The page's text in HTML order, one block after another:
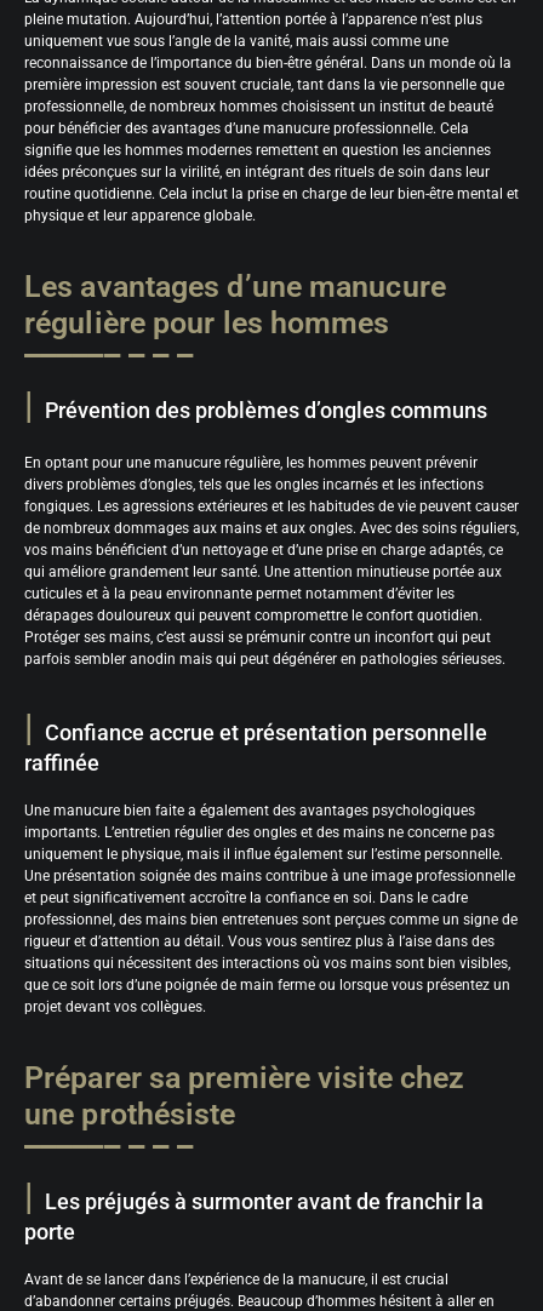
pleine mutation. Aujourd’hui, l’attention portée à l’apparence n’est plus
uniquement vue sous l’angle de la vanité, mais aussi comme une
reconnaissance de l’importance du bien-être général. Dans un monde où la
première impression est souvent cruciale, tant dans la vie personnelle que
professionnelle, de nombreux hommes choisissent un institut de beauté
pour bénéficier des avantages d’une manucure professionnelle. Cela
signifie que les hommes modernes remettent en question les anciennes
idées préconçues sur la virilité, en intégrant des rituels de soin dans leur
routine quotidienne. Cela inclut la prise en charge de leur bien-être mental et
physique et leur apparence globale.
Les avantages d’une manucure
régulière pour les hommes
Prévention des problèmes d’ongles communs
En optant pour une manucure régulière, les hommes peuvent prévenir
divers problèmes d’ongles, tels que les ongles incarnés et les infections
fongiques. Les agressions extérieures et les habitudes de vie peuvent causer
de nombreux dommages aux mains et aux ongles. Avec des soins réguliers,
vos mains bénéficient d’un nettoyage et d’une prise en charge adaptés, ce
qui améliore grandement leur santé. Une attention minutieuse portée aux
cuticules et à la peau environnante permet notamment d’éviter les
dérapages douloureux qui peuvent compromettre le confort quotidien.
Protéger ses mains, c’est aussi se prémunir contre un inconfort qui peut
parfois sembler anodin mais qui peut dégénérer en pathologies sérieuses.
Confiance accrue et présentation personnelle
raffinée
Une manucure bien faite a également des avantages psychologiques
importants. L’entretien régulier des ongles et des mains ne concerne pas
uniquement le physique, mais il influe également sur l’estime personnelle.
Une présentation soignée des mains contribue à une image professionnelle
et peut significativement accroître la confiance en soi. Dans le cadre
professionnel, des mains bien entretenues sont perçues comme un signe de
rigueur et d’attention au détail. Vous vous sentirez plus à l’aise dans des
situations qui nécessitent des interactions où vos mains sont bien visibles,
que ce soit lors d’une poignée de main ferme ou lorsque vous présentez un
projet devant vos collègues.
Préparer sa première visite chez
une prothésiste
Les préjugés à surmonter avant de franchir la
porte
Avant de se lancer dans l’expérience de la manucure, il est crucial
d’abandonner certains préjugés. Beaucoup d’hommes hésitent à aller en